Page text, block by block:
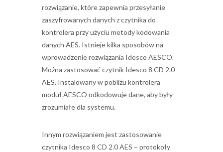
rozwiązanie, które zapewnia przesyłanie
zaszyfrowanych danych z czytnika do
kontrolera przy użyciu metody kodowania
danych AES. Istnieje kilka sposobów na
wprowadzenie rozwiązania Idesco AESCO.
Można zastosować czytnik Idesco 8 CD 2.0
AES. Instalowany w pobliżu kontrolera
moduł AESCO odkodowuje dane, aby były
zrozumiałe dla systemu.
Innym rozwiązaniem jest zastosowanie
czytnika Idesco 8 CD 2.0 AES – protokoły